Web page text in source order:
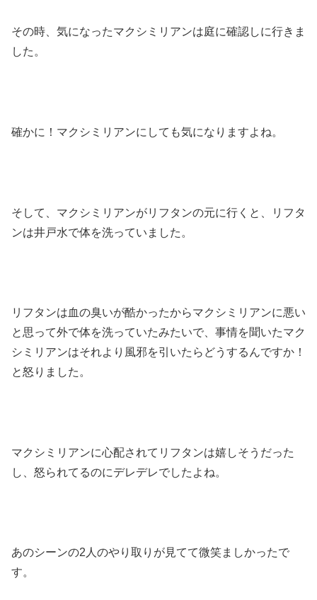
その時、気になったマクシミリアンは庭に確認しに行きま
した。
確かに！マクシミリアンにしても気になりますよね。
そして、マクシミリアンがリフタンの元に行くと、リフタ
ンは井戸水で体を洗っていました。
リフタンは血の臭いが酷かったからマクシミリアンに悪い
と思って外で体を洗っていたみたいで、事情を聞いたマク
シミリアンはそれより風邪を引いたらどうするんですか！
と怒りました。
マクシミリアンに心配されてリフタンは嬉しそうだった
し、怒られてるのにデレデレでしたよね。
あのシーンの2人のやり取りが見てて微笑ましかったで
す。